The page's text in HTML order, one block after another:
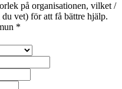
på organisationen, vilket /
vet) för att få bättre hjälp.
*